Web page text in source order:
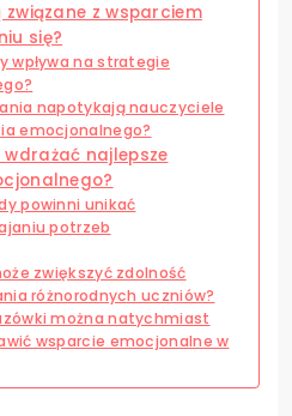
z wsparciem
się?
wpływa na strategie
napotykają nauczyciele
emocjonalnego?
najlepsze
powinni unikać
potrzeb
zwiększyć zdolność
różnorodnych uczniów?
można natychmiast
wsparcie emocjonalne w